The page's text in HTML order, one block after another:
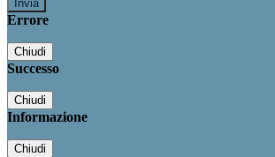
Errore
Chiudi
Successo
Chiudi
Informazione
Chiudi